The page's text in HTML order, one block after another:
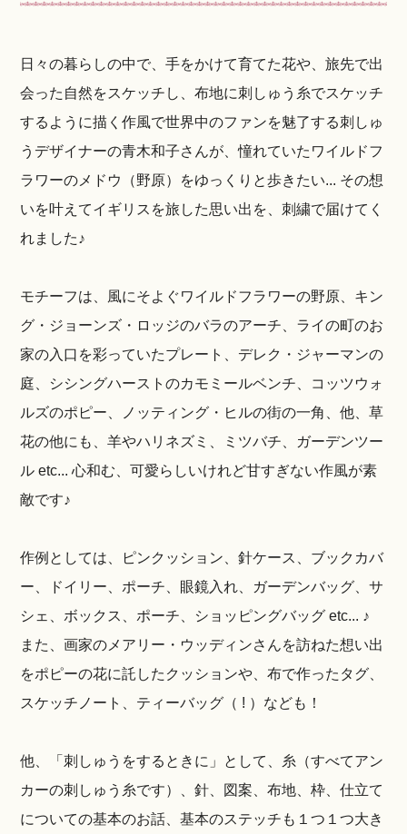
日々の暮らしの中で、手をかけて育てた花や、旅先で出
会った自然をスケッチし、布地に刺しゅう糸でスケッチ
するように描く作風で世界中のファンを魅了する刺しゅ
うデザイナーの青木和子さんが、憧れていたワイルドフ
ラワーのメドウ（野原）をゆっくりと歩きたい... その想
いを叶えてイギリスを旅した思い出を、刺繍で届けてく
れました♪
モチーフは、風にそよぐワイルドフラワーの野原、キン
グ・ジョーンズ・ロッジのバラのアーチ、ライの町のお
家の入口を彩っていたプレート、デレク・ジャーマンの
庭、シシングハーストのカモミールベンチ、コッツウォ
ルズのポピー、ノッティング・ヒルの街の一角、他、草
花の他にも、羊やハリネズミ、ミツバチ、ガーデンツー
ル etc... 心和む、可愛らしいけれど甘すぎない作風が素
敵です♪
作例としては、ピンクッション、針ケース、ブックカバ
ー、ドイリー、ポーチ、眼鏡入れ、ガーデンバッグ、サ
シェ、ボックス、ポーチ、ショッピングバッグ etc... ♪
また、画家のメアリー・ウッディンさんを訪ねた想い出
をポピーの花に託したクッションや、布で作ったタグ、
スケッチノート、ティーバッグ（ ! ）なども！
他、「刺しゅうをするときに」として、糸（すべてアン
カーの刺しゅう糸です）、針、図案、布地、枠、仕立て
についての基本のお話、基本のステッチも１つ１つ大き